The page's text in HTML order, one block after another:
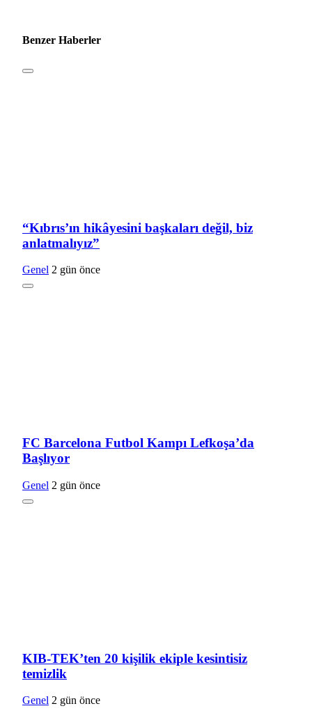
Benzer Haberler
“Kıbrıs’ın hikâyesini başkaları değil, biz
anlatmalıyız”
Genel 2 gün önce
FC Barcelona Futbol Kampı Lefkoşa’da
Başlıyor
Genel 2 gün önce
KIB-TEK’ten 20 kişilik ekiple kesintisiz
temizlik
Genel 2 gün önce